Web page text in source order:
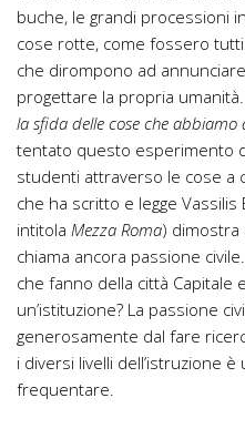
buche, le grandi processioni
cose rotte, come fossero
che dirompono ad
progettare la propria
la sfida delle cose che
tentato questo esperimento
studenti attraverso le cose a
che ha scritto e legge Vassilis
intitola Mezza Roma)
chiama ancora passione
che fanno della città Capitale
un’istituzione? La passione
generosamente dal fare
i diversi livelli dell’istruzione
frequentare.